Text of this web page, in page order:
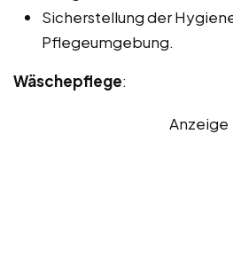
Sicherstellung der
Pflegeumgebung.
Wäschepflege:
Anzeige